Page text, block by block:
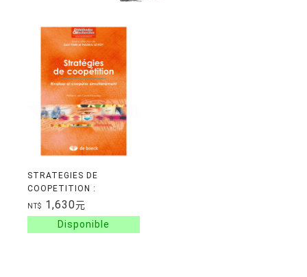
STRATEGIES DE
COOPETITION :
RIVALISER ET COOPERER
SIMULTANEMENT
NT$ 1,630元